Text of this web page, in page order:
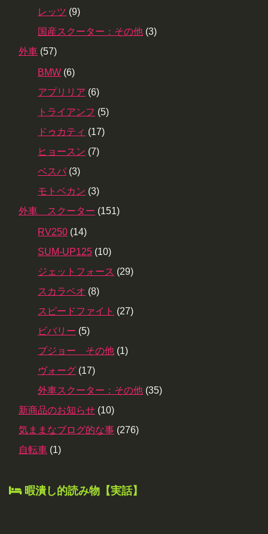
レッツ (9)
国産スクーター：その他 (3)
外車 (57)
BMW (6)
アプリリア (6)
トライアンフ (5)
ドゥカティ (17)
ヒョースン (7)
ベスパ (3)
モトベカン (3)
外車 スクーター (151)
RV250 (14)
SUM-UP125 (10)
ジェットフォース (29)
スカラベオ (8)
スピードファイト (27)
ビバリー (5)
プジョー その他 (1)
ヴォーグ (17)
外車スクーター：その他 (35)
新商品のお知らせ (10)
気ままなブログ的な事 (276)
自転車 (1)
暇潰し的読み物【実話】